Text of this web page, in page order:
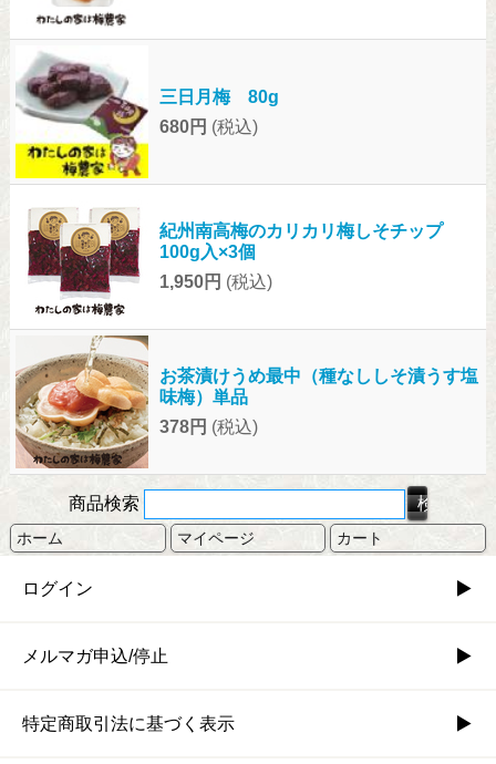
三日月梅 80g
680円 (税込)
紀州南高梅のカリカリ梅しそチップ
100g入×3個
1,950円 (税込)
お茶漬けうめ最中（種なししそ漬うす塩
味梅）単品
378円 (税込)
商品検索
ホーム マイページ カート
ログイン
メルマガ申込/停止
特定商取引法に基づく表示